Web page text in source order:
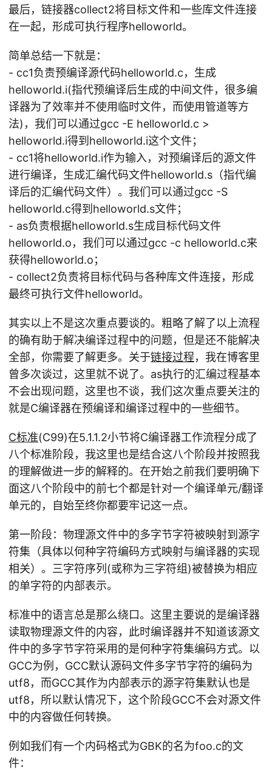
最后，链接器collect2将目标文件和一些库文件连接
在一起，形成可执行程序helloworld。
简单总结一下就是：
- cc1负责预编译源代码helloworld.c，生成
helloworld.i(指代预编译后生成的中间文件，很多编
译器为了效率并不使用临时文件，而使用管道等方
法)，我们可以通过gcc -E helloworld.c >
helloworld.i得到helloworld.i这个文件；
- cc1将helloworld.i作为输入，对预编译后的源文件
进行编译，生成汇编代码文件helloworld.s（指代编
译后的汇编代码文件）。我们可以通过gcc -S
helloworld.c得到helloworld.s文件；
- as负责根据helloworld.s生成目标代码文件
helloworld.o，我们可以通过gcc -c helloworld.c来
获得helloworld.o；
- collect2负责将目标代码与各种库文件连接，形成
最终可执行文件helloworld。
其实以上不是这次重点要谈的。粗略了解了以上流程
的确有助于解决编译过程中的问题，但是还不能解决
全部，你需要了解更多。关于链接过程，我在博客里
曾多次谈过，这里就不说了。as执行的汇编过程基本
不会出现问题，这里也不谈，我们这次重点要关注的
就是C编译器在预编译和编译过程中的一些细节。
C标准(C99)在5.1.1.2小节将C编译器工作流程分成了
八个标准阶段，我这里也是结合这八个阶段并按照我
的理解做进一步的解释的。在开始之前我们要明确下
面这八个阶段中的前七个都是针对一个编译单元/翻译
单元的，自始至终你都要牢记这一点。
第一阶段：物理源文件中的多字节字符被映射到源字
符集（具体以何种字符编码方式映射与编译器的实现
相关）。三字符序列(或称为三字符组)被替换为相应
的单字符的内部表示。
标准中的语言总是那么绕口。这里主要说的是编译器
读取物理源文件的内容，此时编译器并不知道该源文
件中的多字节字符采用的是何种字符集编码方式。以
GCC为例，GCC默认源码文件多字节字符的编码为
utf8，而GCC其作为内部表示的源字符集默认也是
utf8，所以默认情况下，这个阶段GCC不会对源文件
中的内容做任何转换。
例如我们有一个内码格式为GBK的名为foo.c的文
件：